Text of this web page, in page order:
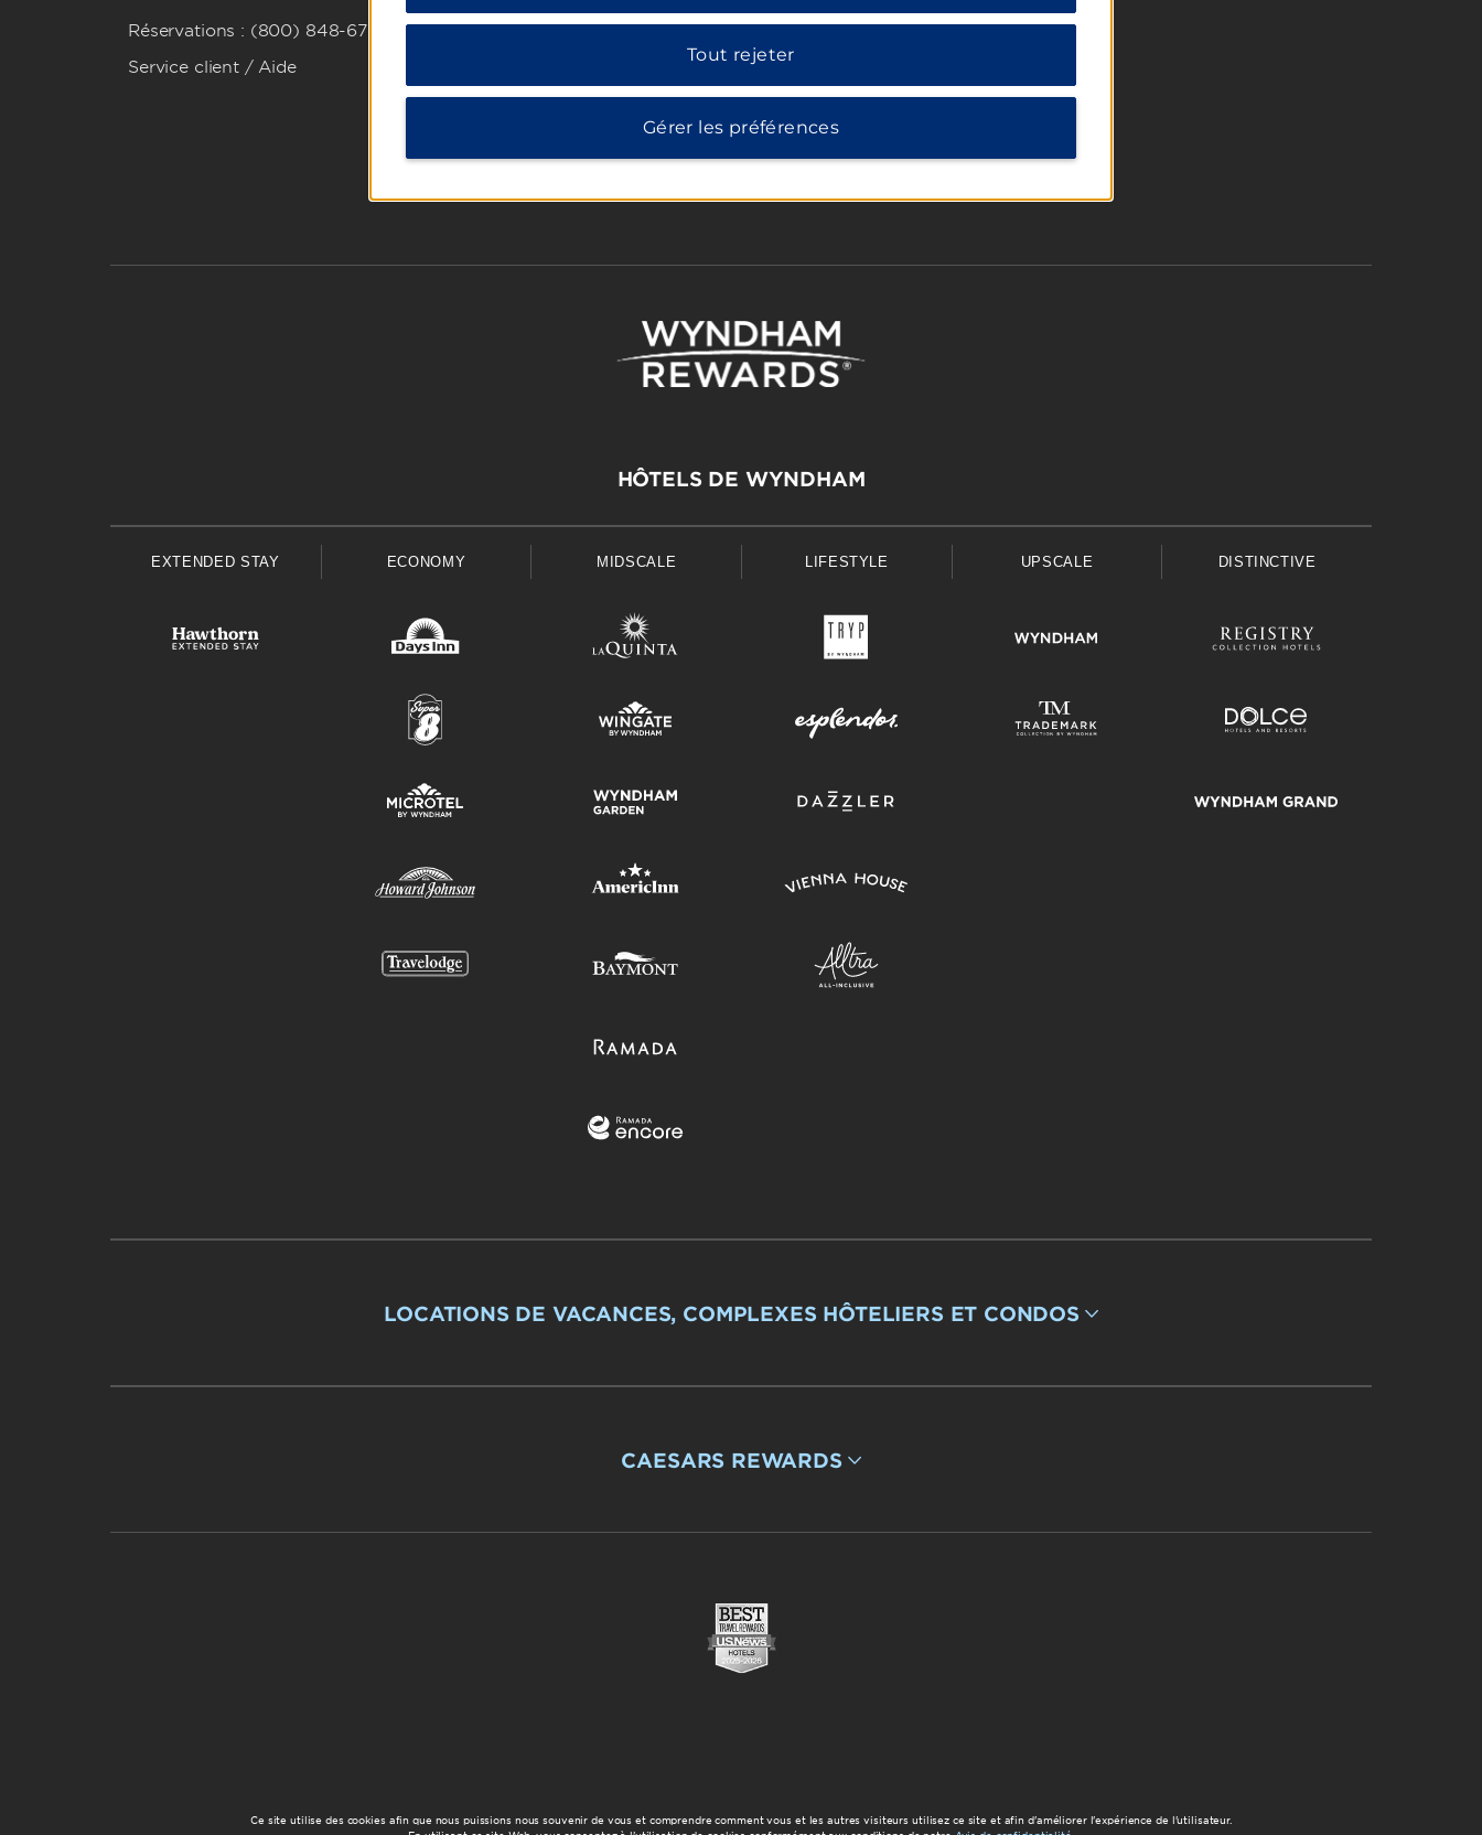
Réservations : (800) 848-6709
Service client / Aide
Garantie du meilleur prix
Politique de confidentialité
Conditions d'utilisation
Acceptation des témoins
HÔTELS DE WYNDHAM
EXTENDED STAY ECONOMY MIDSCALE LIFESTYLE UPSCALE DISTINCTIVE
LOCATIONS DE VACANCES, COMPLEXES HÔTELIERS ET CONDOS
CAESARS REWARDS
Ce site utilise des cookies afin que nous puissions nous souvenir de vous et comprendre comment vous et les autres visiteurs utilisez ce site et afin d'améliorer l'expérience de l'utilisateur.
Tout rejeter
Gérer les préférences